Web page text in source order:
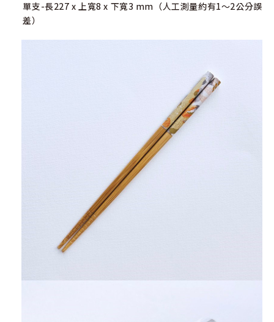
單支-長227 x 上寬8 x 下寬3 mm（人工測量約有1～2公分誤
差）